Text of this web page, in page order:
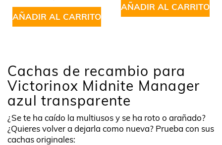
AÑADIR AL CARRITO
AÑADIR AL CARRITO
Cachas de recambio para
Victorinox Midnite Manager
azul transparente
¿Se te ha caído la multiusos y se ha roto o arañado?
¿Quieres volver a dejarla como nueva? Prueba con sus
cachas originales: